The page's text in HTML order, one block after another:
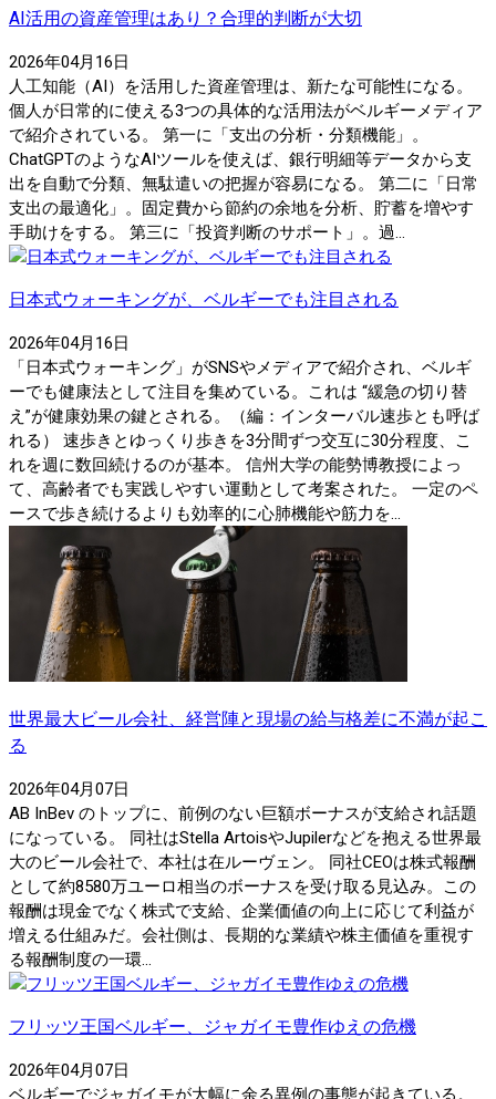
AI活用の資産管理はあり？合理的判断が大切
2026年04月16日
人工知能（AI）を活用した資産管理は、新たな可能性になる。
個人が日常的に使える3つの具体的な活用法がベルギーメディア
で紹介されている。 第一に「支出の分析・分類機能」。
ChatGPTのようなAIツールを使えば、銀行明細等データから支
出を自動で分類、無駄遣いの把握が容易になる。 第二に「日常
支出の最適化」。固定費から節約の余地を分析、貯蓄を増やす
手助けをする。 第三に「投資判断のサポート」。過...
日本式ウォーキングが、ベルギーでも注目される
2026年04月16日
「日本式ウォーキング」がSNSやメディアで紹介され、ベルギ
ーでも健康法として注目を集めている。これは “緩急の切り替
え”が健康効果の鍵とされる。（編：インターバル速歩とも呼ば
れる） 速歩きとゆっくり歩きを3分間ずつ交互に30分程度、こ
れを週に数回続けるのが基本。 信州大学の能勢博教授によっ
て、高齢者でも実践しやすい運動として考案された。 一定のペ
ースで歩き続けるよりも効率的に心肺機能や筋力を...
世界最大ビール会社、経営陣と現場の給与格差に不満が起こ
る
2026年04月07日
AB InBev のトップに、前例のない巨額ボーナスが支給され話題
になっている。 同社はStella ArtoisやJupilerなどを抱える世界最
大のビール会社で、本社は在ルーヴェン。 同社CEOは株式報酬
として約8580万ユーロ相当のボーナスを受け取る見込み。この
報酬は現金でなく株式で支給、企業価値の向上に応じて利益が
増える仕組みだ。会社側は、長期的な業績や株主価値を重視す
る報酬制度の一環...
フリッツ王国ベルギー、ジャガイモ豊作ゆえの危機
2026年04月07日
ベルギーでジャガイモが大幅に余る異例の事態が起きている。